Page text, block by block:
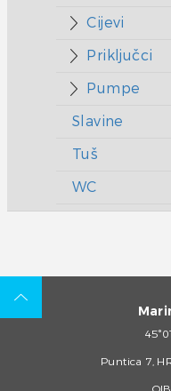
Cijevi
Priključci
Pumpe
Slavine
Tuš
WC
Puntica 7,